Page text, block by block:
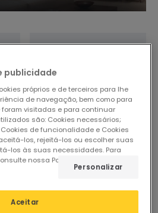
20,28 €
Foco Downlight LED 10W
publicidade
próprios e de terceiros para lhe
de navegação, bem como para
visitadas e para continuar
são: Cookies necessários;
de funcionalidade e Cookies
los, rejeitá-los ou escolher suas
los às suas necessidades. Para
nossa Política de Cookies.
Aceitar
Personalizar